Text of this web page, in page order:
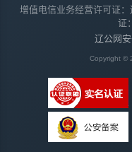
增值电信业务经营许可证：
证
辽公网
Copyright ©